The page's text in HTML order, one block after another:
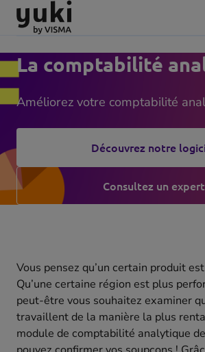
Aller
Passer
de
page
aller
à
page
d'accueil
La comptabilité
Améliorez votre comptabilité
Découvrez notre
Consultez un expert
Vous pensez qu’un certain produit
Qu’une certaine région est plus
peut-être vous souhaitez examiner
travaillent de la manière la plus
module de comptabilité analytique